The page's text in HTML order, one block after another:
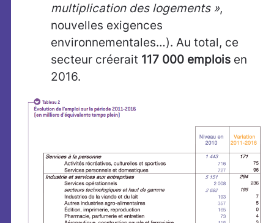
multiplication des logements »,
nouvelles exigences
environnementales…). Au total, ce
secteur créerait 117 000 emplois en
2016.